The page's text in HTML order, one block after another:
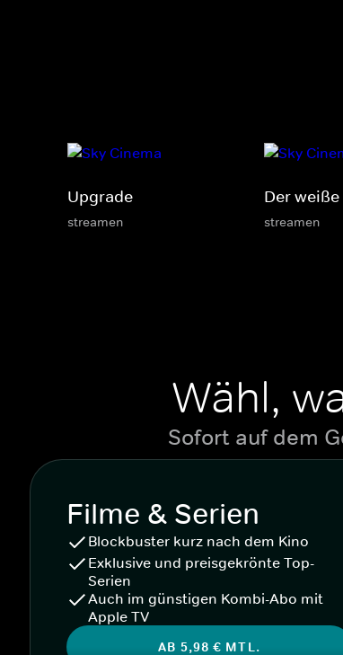
Upgrade
streamen
Der weiße
streamen
Wähl,
Sofort auf dem
Filme & Serien
Blockbuster kurz nach dem Kino
Exklusive und preisgekrönte Top-
Serien
Auch im günstigen Kombi-Abo mit
Apple TV
AB 5,98 € MTL.